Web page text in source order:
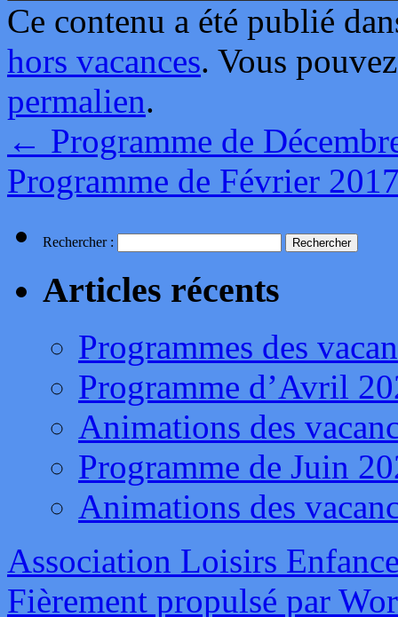
Ce contenu a été publié
hors vacances. Vous
permalien.
← Programme de
Programme de Février
Rechercher :
Articles récents
Programmes des
Programme d’Avril
Animations des
Programme de Juin
Animations des
Association Loisirs
Fièrement propulsé par